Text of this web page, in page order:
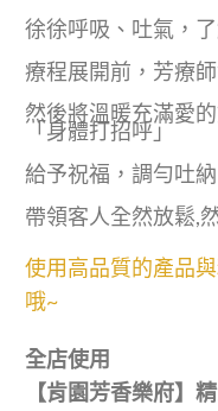
徐徐呼吸、吐氣，
療程展開前，芳療
然後將溫暖充滿愛
「身體打招呼」
給予祝福，調勻吐
帶領客人全然放鬆,
使用高品質的產品
哦~
全店使用
【肯園芳香樂府】